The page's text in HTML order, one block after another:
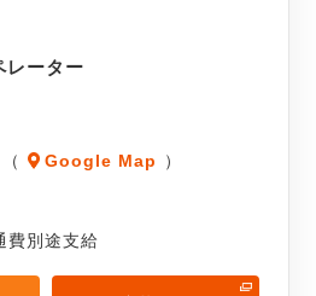
レーター
Google Map ）
別途支給